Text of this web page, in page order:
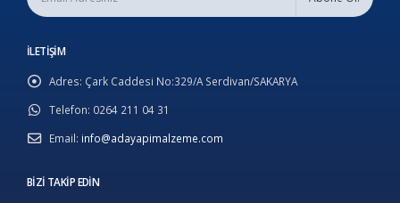
İLETIŞIM
Adres: Çark Caddesi No:329/A Serdivan/SAKARYA
Telefon: 0264 211 04 31
Email: info@adayapimalzeme.com
BIZI TAKIP EDIN